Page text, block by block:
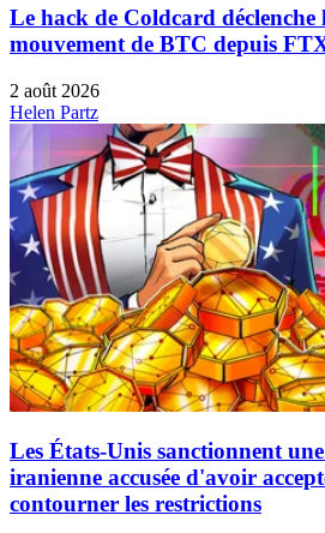
Le hack de Coldcard
mouvement de BTC depuis
2 août 2026
Helen Partz
Les États-Unis sanctionnent
iranienne accusée d'avoir
contourner les restrictions